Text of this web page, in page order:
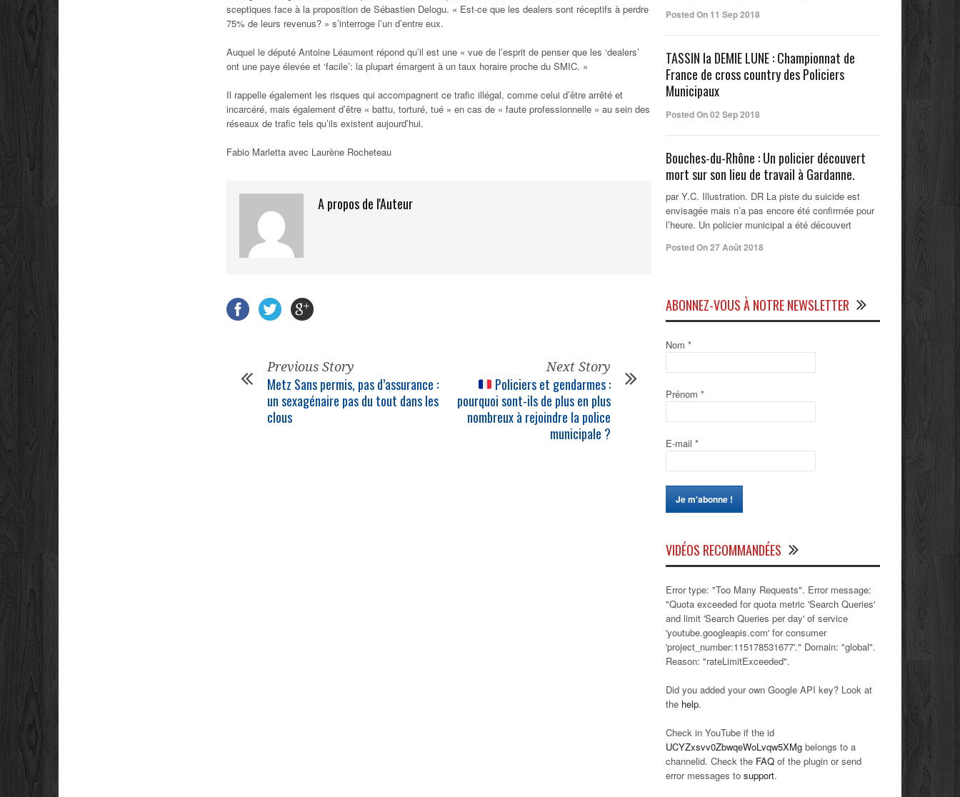
sceptiques face à la proposition de Sébastien Delogu. « Est-ce que les dealers sont réceptifs à perdre
75% de leurs revenus? » s’interroge l’un d’entre eux.
Auquel le député Antoine Léaument répond qu’il est une « vue de l’esprit de penser que les ‘dealers’
ont une paye élevée et ‘facile’: la plupart émargent à un taux horaire proche du SMIC. »
Il rappelle également les risques qui accompagnent ce trafic illégal, comme celui d’être arrêté et
incarcéré, mais également d’être « battu, torturé, tué » en cas de « faute professionnelle » au sein des
réseaux de trafic tels qu’ils existent aujourd’hui.
Fabio Marletta avec Laurène Rocheteau
A propos de l'Auteur
Previous Story
Metz Sans permis, pas d’assurance :
un sexagénaire pas du tout dans les
clous
Next Story
Policiers et gendarmes :
pourquoi sont-ils de plus en plus
nombreux à rejoindre la police
municipale ?
Posted On 11 Sep 2018
TASSIN la DEMIE LUNE : Championnat de
France de cross country des Policiers
Municipaux
Posted On 02 Sep 2018
Bouches-du-Rhône : Un policier découvert
mort sur son lieu de travail à Gardanne.
par Y.C. Illustration. DR La piste du suicide est
envisagée mais n’a pas encore été confirmée pour
l’heure. Un policier municipal a été découvert
Posted On 27 Août 2018
ABONNEZ-VOUS À NOTRE NEWSLETTER
Nom *
Prénom *
E-mail *
VIDÉOS RECOMMANDÉES
Error type: "Too Many Requests". Error message:
"Quota exceeded for quota metric 'Search Queries'
and limit 'Search Queries per day' of service
'youtube.googleapis.com' for consumer
'project_number:115178531677'." Domain: "global".
Reason: "rateLimitExceeded".
Did you added your own Google API key? Look at
the help.
Check in YouTube if the id
UCYZxsvv0ZbwqeWoLvqw5XMg belongs to a
channelid. Check the FAQ of the plugin or send
error messages to support.